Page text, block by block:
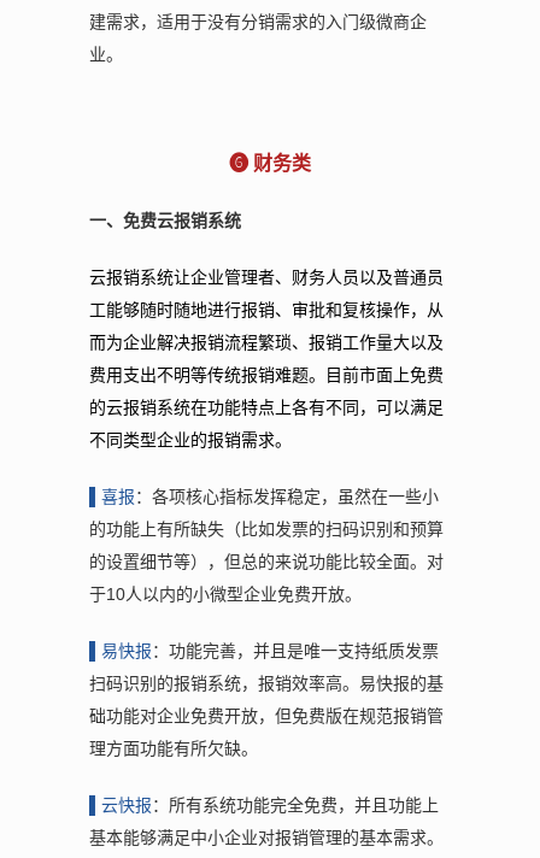
建需求，适用于没有分销需求的入门级微商企
业。
❻ 财务类
一、免费云报销系统
云报销系统让企业管理者、财务人员以及普通员
工能够随时随地进行报销、审批和复核操作，从
而为企业解决报销流程繁琐、报销工作量大以及
费用支出不明等传统报销难题。目前市面上免费
的云报销系统在功能特点上各有不同，可以满足
不同类型企业的报销需求。
喜报：各项核心指标发挥稳定，虽然在一些小
的功能上有所缺失（比如发票的扫码识别和预算
的设置细节等），但总的来说功能比较全面。对
于10人以内的小微型企业免费开放。
易快报：功能完善，并且是唯一支持纸质发票
扫码识别的报销系统，报销效率高。易快报的基
础功能对企业免费开放，但免费版在规范报销管
理方面功能有所欠缺。
云快报：所有系统功能完全免费，并且功能上
基本能够满足中小企业对报销管理的基本需求。